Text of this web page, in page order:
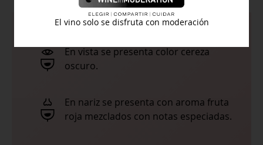
En vista se presenta color cereza
oscuro.
En nariz se presenta con aroma fruta
roja mezclados con notas especiadas.
El vino solo se disfruta con moderación